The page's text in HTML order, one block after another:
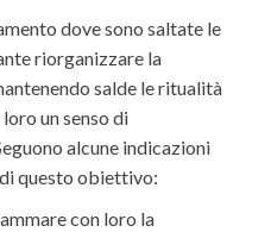
dove sono saltate le
riorganizzare la
salde le ritualità
un senso di
alcune indicazioni
questo obiettivo:
con loro la